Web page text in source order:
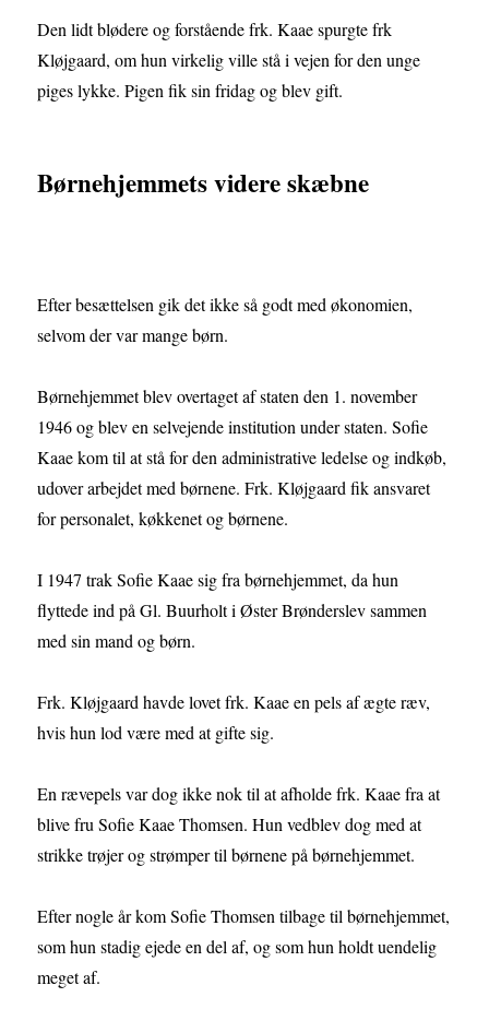
Den lidt blødere og forstående frk. Kaae spurgte frk
Kløjgaard, om hun virkelig ville stå i vejen for den unge
piges lykke. Pigen fik sin fridag og blev gift.
Børnehjemmets videre skæbne
Efter besættelsen gik det ikke så godt med økonomien,
selvom der var mange børn.
Børnehjemmet blev overtaget af staten den 1. november
1946 og blev en selvejende institution under staten. Sofie
Kaae kom til at stå for den administrative ledelse og indkøb,
udover arbejdet med børnene. Frk. Kløjgaard fik ansvaret
for personalet, køkkenet og børnene.
I 1947 trak Sofie Kaae sig fra børnehjemmet, da hun
flyttede ind på Gl. Buurholt i Øster Brønderslev sammen
med sin mand og børn.
Frk. Kløjgaard havde lovet frk. Kaae en pels af ægte ræv,
hvis hun lod være med at gifte sig.
En rævepels var dog ikke nok til at afholde frk. Kaae fra at
blive fru Sofie Kaae Thomsen. Hun vedblev dog med at
strikke trøjer og strømper til børnene på børnehjemmet.
Efter nogle år kom Sofie Thomsen tilbage til børnehjemmet,
som hun stadig ejede en del af, og som hun holdt uendelig
meget af.